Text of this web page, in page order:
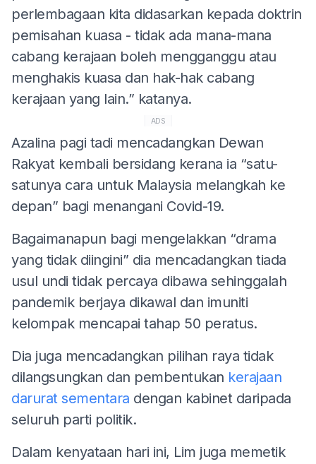
perlembagaan kita didasarkan kepada doktrin
pemisahan kuasa - tidak ada mana-mana
cabang kerajaan boleh mengganggu atau
menghakis kuasa dan hak-hak cabang
kerajaan yang lain.” katanya.
ADS
Azalina pagi tadi mencadangkan Dewan
Rakyat kembali bersidang kerana ia “satu-
satunya cara untuk Malaysia melangkah ke
depan” bagi menangani Covid-19.
Bagaimanapun bagi mengelakkan “drama
yang tidak diingini” dia mencadangkan tiada
usul undi tidak percaya dibawa sehinggalah
pandemik berjaya dikawal dan imuniti
kelompak mencapai tahap 50 peratus.
Dia juga mencadangkan pilihan raya tidak
dilangsungkan dan pembentukan kerajaan
darurat sementara dengan kabinet daripada
seluruh parti politik.
Dalam kenyataan hari ini, Lim juga memetik